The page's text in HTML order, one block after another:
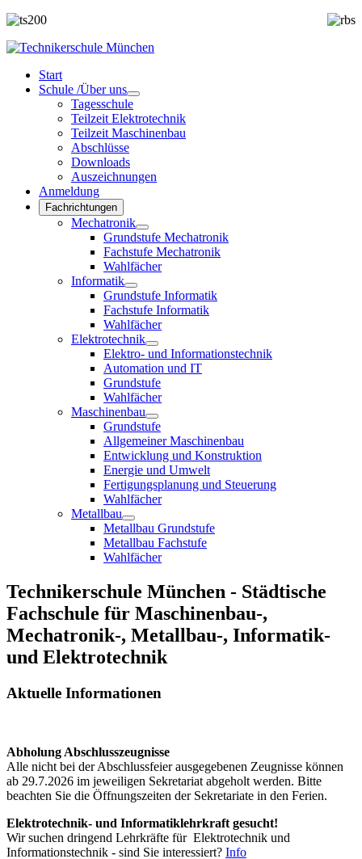
Start
Schule /Über uns
Tagesschule
Teilzeit Elektrotechnik
Teilzeit Maschinenbau
Abschlüsse
Downloads
Auszeichnungen
Anmeldung
Fachrichtungen
Mechatronik
Grundstufe Mechatronik
Fachstufe Mechatronik
Wahlfächer
Informatik
Grundstufe Informatik
Fachstufe Informatik
Wahlfächer
Elektrotechnik
Elektro- und Informationstechnik
Automation und IT
Grundstufe
Wahlfächer
Maschinenbau
Grundstufe
Allgemeiner Maschinenbau
Entwicklung und Konstruktion
Energie und Umwelt
Fertigungsplanung und Steuerung
Wahlfächer
Metallbau
Metallbau Grundstufe
Metallbau Fachstufe
Wahlfächer
Technikerschule München - Städtische
Fachschule für Maschinenbau-,
Mechatronik-, Metallbau-, Informatik-
und Elektrotechnik
Aktuelle Informationen
Abholung Abschlusszeugnisse
Alle nicht bei der Abschlussfeier ausgegebenen Zeugnisse können
ab 29.7.2026 im jeweiligen Sekretariat abgeholt werden. Bitte
beachten Sie die Öffnungszeiten der Sekretariate in den Ferien.
Elektrotechnik- und Informatiklehrkraft gesucht!
Wir suchen dringend Lehrkräfte für Elektrotechnik und
Informationstechnik - sind Sie interessiert? Info